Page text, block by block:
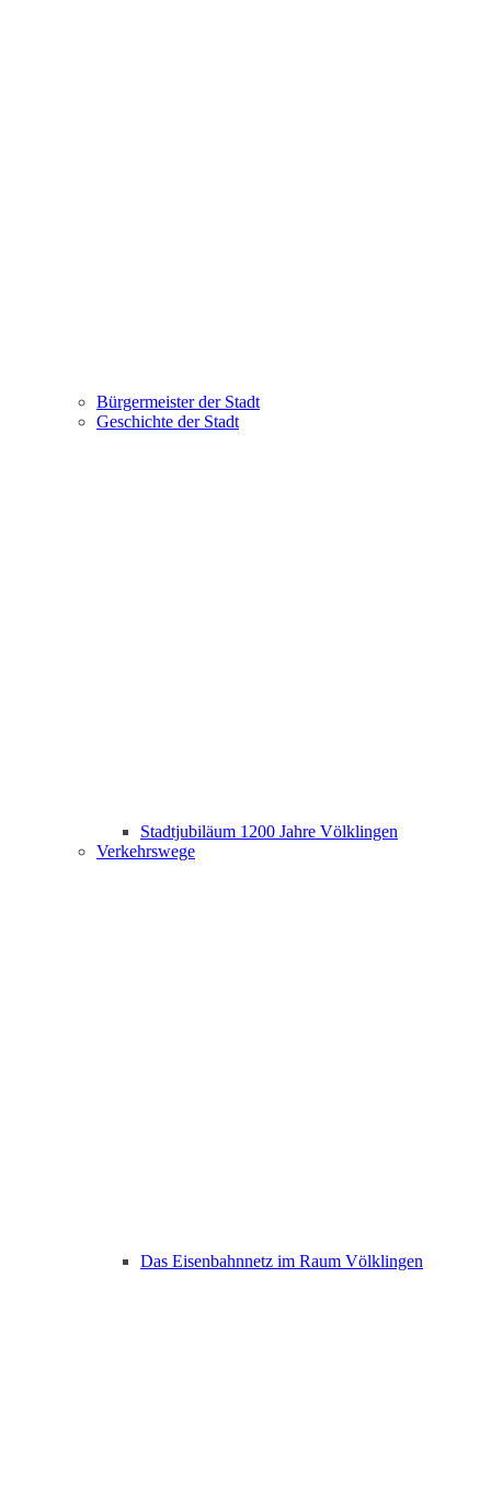
Bürgermeister der Stadt
Geschichte der Stadt
Stadtjubiläum 1200 Jahre Völklingen
Verkehrswege
Das Eisenbahnnetz im Raum Völklingen